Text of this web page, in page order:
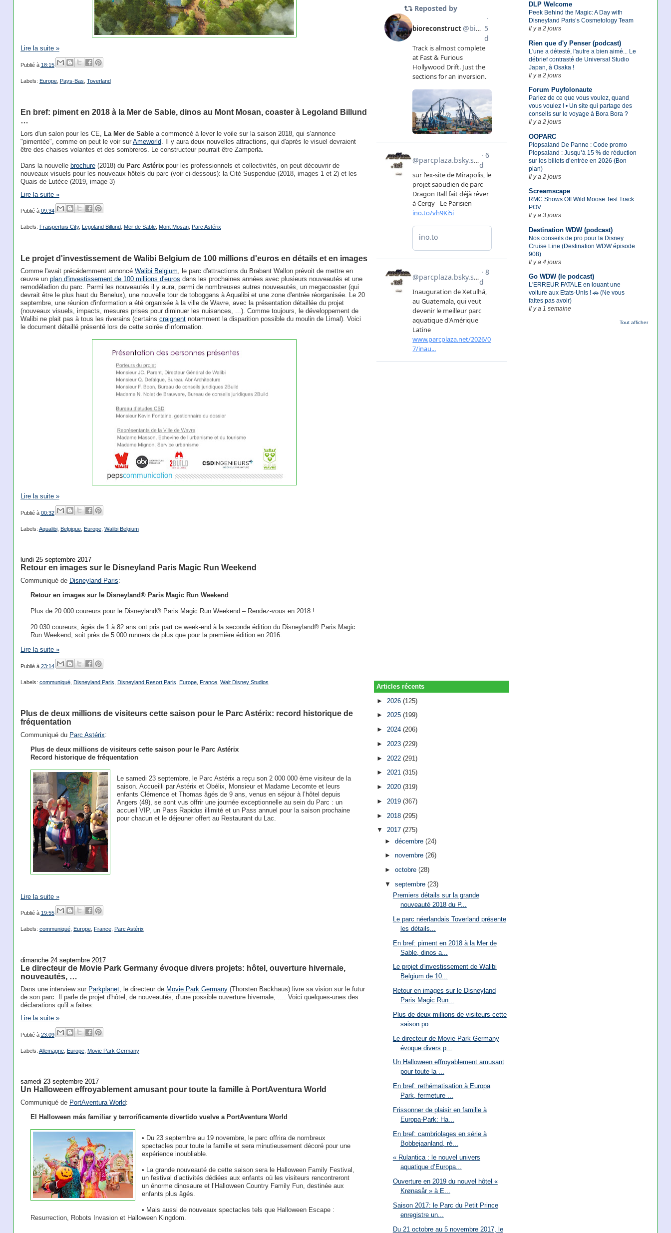
DLP Welcome
Peek Behind the Magic: A Day with
Disneyland Paris’s Cosmetology Team
Il y a 2 jours
Rien que d'y Penser (podcast)
L'une a détesté, l'autre a bien aimé... Le
débrief contrasté de Universal Studio
Japan, à Osaka !
Il y a 2 jours
Forum Puyfolonaute
Parlez de ce que vous voulez, quand
vous voulez ! • Un site qui partage des
conseils sur le voyage à Bora Bora ?
Il y a 2 jours
OOPARC
Plopsaland De Panne : Code promo
Plopsaland : Jusqu’à 15 % de réduction
sur les billets d’entrée en 2026 (Bon
plan)
Il y a 2 jours
Screamscape
RMC Shows Off Wild Moose Test Track
POV
Il y a 3 jours
Destination WDW (podcast)
Nos conseils de pro pour la Disney
Cruise Line (Destination WDW épisode
908)
Il y a 4 jours
Go WDW (le podcast)
L'ERREUR FATALE en louant une
voiture aux Etats-Unis ! 🚗 (Ne vous
faites pas avoir)
Il y a 1 semaine
Tout afficher
Lire la suite »
Publié à 18:15
Labels: Europe, Pays-Bas Toverland
En bref: piment en 2018 à la Mer de Sable, dinos au Mont Mosan, coaster à Legoland Billund
…
Lors d'un salon pour les CE, La Mer de Sablea commencé à lever le voile sur la saison 2018, qui s'annonce
"pimentée", comme on peut le voir sur Ameworld . Il y aura deux nouvelles attractions, qui d'après le visuel devraient
être des chaises volantes et des sombreros. Le constructeur pourrait être Zamperla.
Dans la nouvelle brochure(2018) du Parc Astérixpour les professionnels et collectivités, on peut découvrir de
nouveaux visuels pour les nouveaux hôtels du parc (voir ci-dessous): la Cité Suspendue (2018, images 1 et 2) et les
Quais de Lutèce (2019, image 3)
Lire la suite »
Publié à 09:34
Labels: Fraispertuis City, Legoland Billund Mer de Sable, Mont Mosan, Parc Astérix
Le projet d'investissement de Walibi Belgium de 100 millions d'euros en détails et en images
Comme l'avait précédemment annoncé Walibi Belgium, le parc d'attractions du Brabant Wallon prévoit de mettre en
œuvre un plan d'investissement de 100 millions d'euros dans les prochaines années avec plusieurs nouveautés et une
remodéladion du parc. Parmi les nouveautés il y aura, parmi de nombreuses autres nouveautés, un megacoaster (qui
devrait être le plus haut du Benelux), une nouvelle tour de toboggans à Aqualibi et une zone d'entrée réorganisée. Le 20
septembre, une réunion d'information a été organisée à la ville de Wavre, avec la présentation détaillée du projet
(nouveaux visuels, impacts, mesures prises pour diminuer les nuisances, ...). Comme toujours, le développement de
Walibi ne plait pas à tous les riverains (certains craignentnotamment la disparition possible du moulin de Limal). Voici
le document détaillé présenté lors de cette soirée d'information.
Lire la suite »
Publié à 00:32
Labels: Aqualibi, Belgique, Europe, Walibi Belgium
lundi 25 septembre 2017
Retour en images sur le Disneyland Paris Magic Run Weekend
Communiqué de Disneyland Paris:
Retour en images sur le Disneyland® Paris Magic Run Weekend
Plus de 20 000 coureurs pour le Disneyland® Paris Magic Run Weekend – Rendez-vous en 2018 !
20 030 coureurs, âgés de 1 à 82 ans ont pris part ce week-end à la seconde édition du Disneyland® Paris Magic
Run Weekend, soit près de 5 000 runners de plus que pour la première édition en 2016.
Lire la suite »
Publié à 23:14
Labels: communiqué, Disneyland Paris Disneyland Resort Paris Europe, France, Walt Disney Studios
Plus de deux millions de visiteurs cette saison pour le Parc Astérix: record historique de
fréquentation
Communiqué du Parc Astérix:
Plus de deux millions de visiteurs cette saison pour le Parc Astérix
Record historique de fréquentation
Le samedi 23 septembre, le Parc Astérix a reçu son 2 000 000 ème visiteur de la
saison. Accueilli par Astérix et Obélix, Monsieur et Madame Lecomte et leurs
enfants Clémence et Thomas âgés de 9 ans, venus en séjour à l’hôtel depuis
Angers (49), se sont vus offrir une journée exceptionnelle au sein du Parc : un
accueil VIP, un Pass Rapidus illimité et un Pass annuel pour la saison prochaine
pour chacun et le déjeuner offert au Restaurant du Lac.
Lire la suite »
Publié à 19:55
Labels: communiqué, Europe, France, Parc Astérix
dimanche 24 septembre 2017
Le directeur de Movie Park Germany évoque divers projets: hôtel, ouverture hivernale,
nouveautés, …
Dans une interview sur Parkplanet, le directeur de Movie Park Germany(Thorsten Backhaus) livre sa vision sur le futur
de son parc. Il parle de projet d'hôtel, de nouveautés, d'une possible ouverture hivernale, …. Voici quelques-unes des
déclarations qu'il a faites:
Lire la suite »
Publié à 23:09
Labels: Allemagne, Europe, Movie Park Germany
samedi 23 septembre 2017
Un Halloween effroyablement amusant pour toute la famille à PortAventura World
Communiqué de PortAventura World:
El Halloween más familiar y terroríficamente divertido vuelve a PortAventura World
• Du 23 septembre au 19 novembre, le parc offrira de nombreux
spectacles pour toute la famille et sera minutieusement décoré pour une
expérience inoubliable.
• La grande nouveauté de cette saison sera le Halloween Family Festival,
un festival d’activités dédiées aux enfants où les visiteurs rencontreront
un énorme dinosaure et l’Halloween Country Family Fun, destinée aux
enfants plus âgés.
• Mais aussi de nouveaux spectacles tels que Halloween Escape :
Resurrection, Robots Invasion et Halloween Kingdom.
Articles récents
► 2026(125)
►2025(199)
►2024(206)
► 2023(229)
► 2022(291)
►2021(315)
►2020(319)
► 2019(367)
► 2018(295)
▼2017(275)
► décembre (24)
► novembre (26)
► octobre (28)
▼ septembre (23)
Premiers détails sur la grande
nouveauté 2018 du P...
Le parc néerlandais Toverland présente
les détails...
En bref: piment en 2018 à la Mer de
Sable, dinos a...
Le projet d'investissement de Walibi
Belgium de 10...
Retour en images sur le Disneyland
Paris Magic Run...
Plus de deux millions de visiteurs cette
saison po...
Le directeur de Movie Park Germany
évoque divers p...
Un Halloween effroyablement amusant
pour toute la ...
En bref: rethématisation à Europa
Park, fermeture ...
Frissonner de plaisir en famille à
Europa-Park: Ha...
En bref: cambriolages en série à
Bobbejaanland, ré...
« Rulantica : le nouvel univers
aquatique d’Europa...
Ouverture en 2019 du nouvel hôtel «
Krønasår » à E...
Saison 2017: le Parc du Petit Prince
enregistre un...
Du 21 octobre au 5 novembre 2017, le